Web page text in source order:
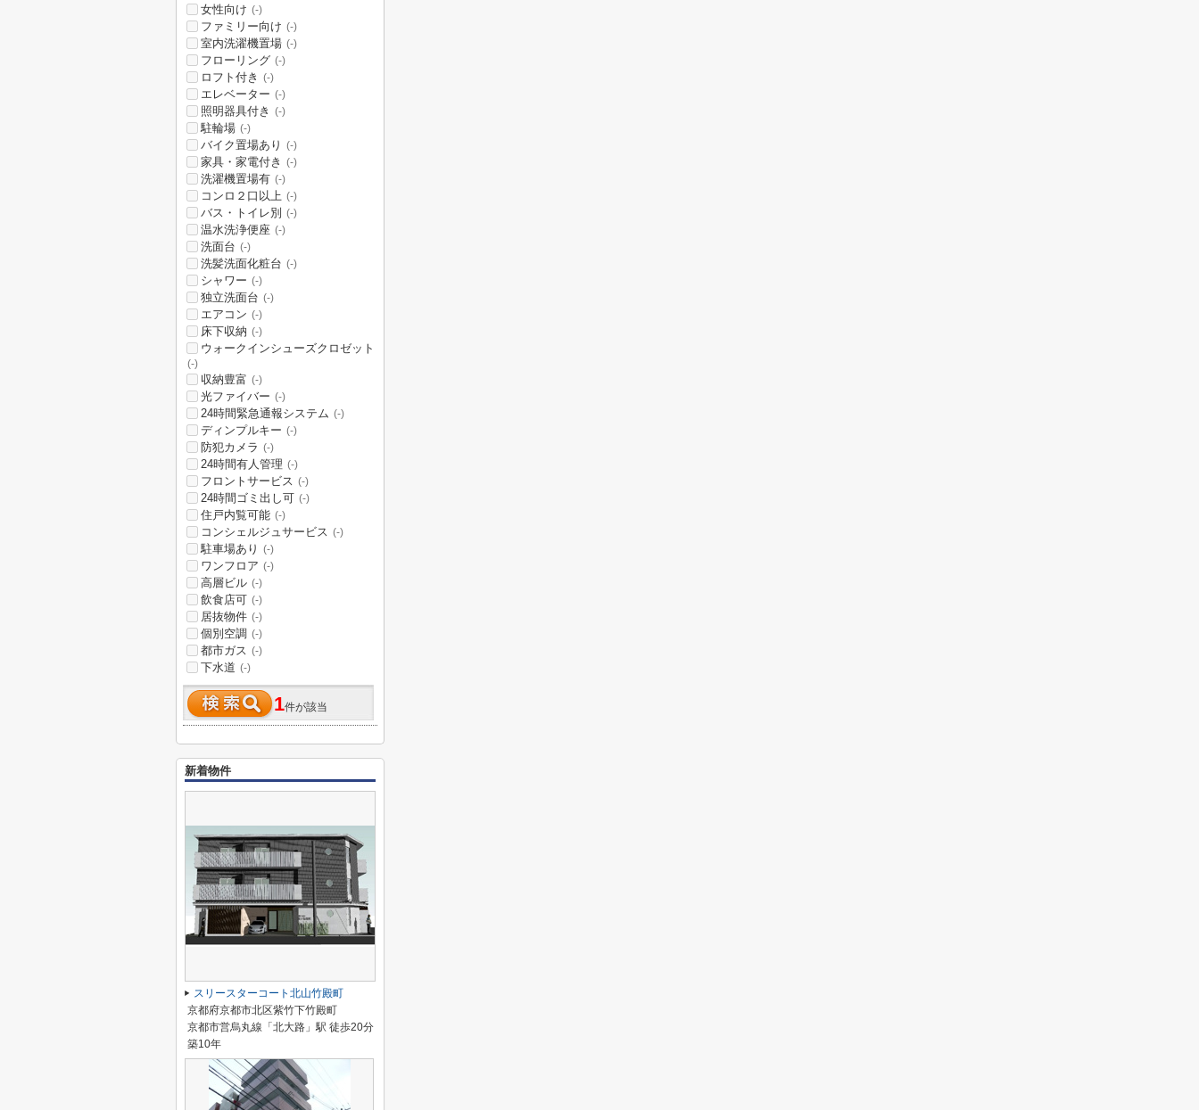
女性向け (-)
ファミリー向け (-)
室内洗濯機置場 (-)
フローリング (-)
ロフト付き (-)
エレベーター (-)
照明器具付き (-)
駐輪場 (-)
バイク置場あり (-)
家具・家電付き (-)
洗濯機置場有 (-)
コンロ２口以上 (-)
バス・トイレ別 (-)
温水洗浄便座 (-)
洗面台 (-)
洗髪洗面化粧台 (-)
シャワー (-)
独立洗面台 (-)
エアコン (-)
床下収納 (-)
ウォークインシューズクロゼット
(-)
収納豊富 (-)
光ファイバー (-)
24時間緊急通報システム (-)
ディンプルキー (-)
防犯カメラ (-)
24時間有人管理 (-)
フロントサービス (-)
24時間ゴミ出し可 (-)
住戸内覧可能 (-)
コンシェルジュサービス (-)
駐車場あり (-)
ワンフロア (-)
高層ビル (-)
飲食店可 (-)
居抜物件 (-)
個別空調 (-)
都市ガス (-)
下水道 (-)
1件が該当
新着物件
スリースターコート北山竹殿町
京都府京都市北区紫竹下竹殿町
京都市営烏丸線「北大路」駅 徒歩20分
築10年